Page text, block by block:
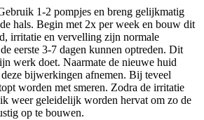
1-2 pompjes en breng gelijkmatig
hals. Begin met 2x per week en bouw dit
irritatie en vervelling zijn normale
eerste 3-7 dagen kunnen optreden. Dit
werk doet. Naarmate de nieuwe huid
bijwerkingen afnemen. Bij teveel
worden met smeren. Zodra de irritatie
weer geleidelijk worden hervat om zo de
op te bouwen.